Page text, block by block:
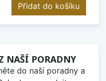
Přidat do košíku
NAŠÍ PORADNY
do naší poradny a